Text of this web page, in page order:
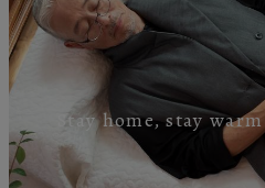
Stay home, stay